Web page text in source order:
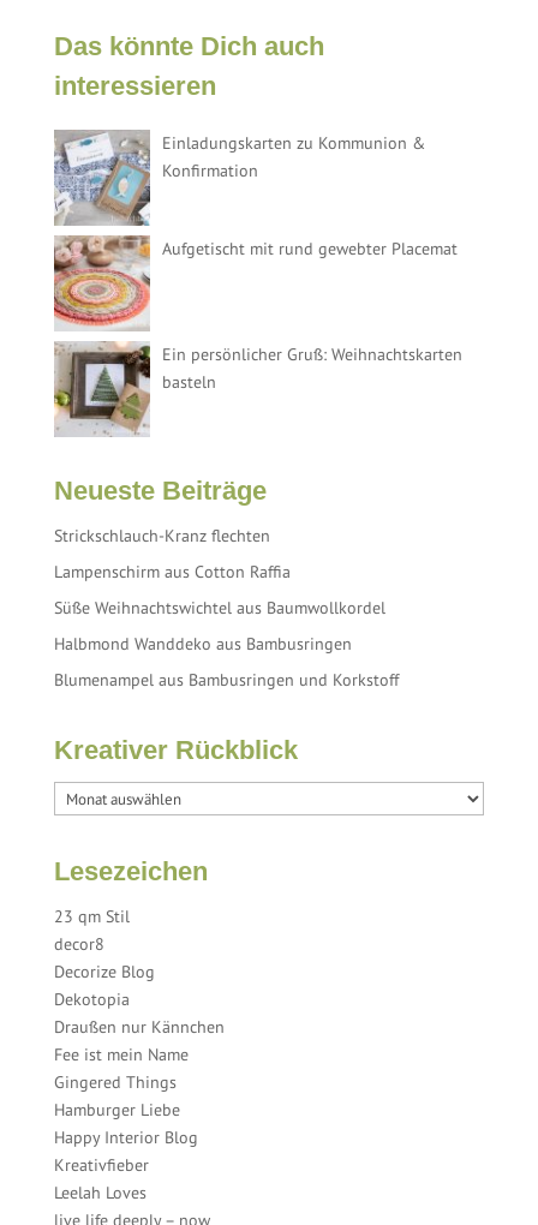
Das könnte Dich auch
interessieren
Einladungskarten zu Kommunion &
Konfirmation
Aufgetischt mit rund gewebter Placemat
Ein persönlicher Gruß: Weihnachtskarten
basteln
Neueste Beiträge
Strickschlauch-Kranz flechten
Lampenschirm aus Cotton Raffia
Süße Weihnachtswichtel aus Baumwollkordel
Halbmond Wanddeko aus Bambusringen
Blumenampel aus Bambusringen und Korkstoff
Kreativer Rückblick
Lesezeichen
23 qm Stil
decor8
Decorize Blog
Dekotopia
Draußen nur Kännchen
Fee ist mein Name
Gingered Things
Hamburger Liebe
Happy Interior Blog
Kreativfieber
Leelah Loves
live life deeply – now